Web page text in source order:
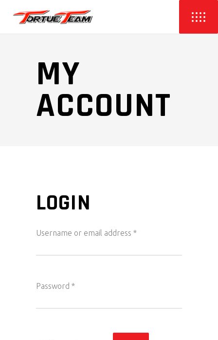
MY
ACCOUNT
LOGIN
Username or email address *
Password *